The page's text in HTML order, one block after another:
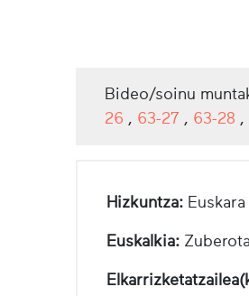
Bideo/soinu
26 , 63-27 , 63-28 ,
Hizkuntza: Euskara
Euskalkia: